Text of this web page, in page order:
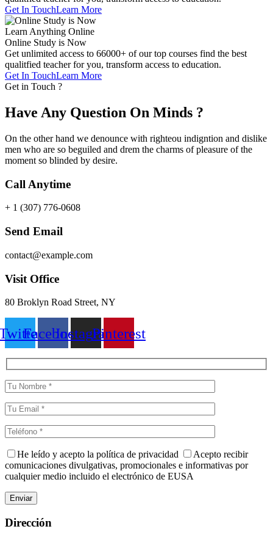
Get In TouchLearn More
Learn Anything Online
Online Study is Now
Get unlimited access to 66000+ of our top courses find the best
qualitfied teacher for you, transform access to education.
Get In TouchLearn More
Get in Touch ?
Have Any Question On Minds ?
On the other hand we denounce with righteou indigntion and dislike
men who are so beguiled and drem the charms of pleasure of the
moment so blinded by desire.
Call Anytime
+ 1 (307) 776-0608
Send Email
contact@example.com
Visit Office
80 Broklyn Road Street, NY
FacebookInstagramPinterest
He leído y acepto la política de privacidad
Acepto recibir
comunicaciones divulgativas, promocionales e informativas por
cualquier medio incluido el electrónico de EUSA
Dirección